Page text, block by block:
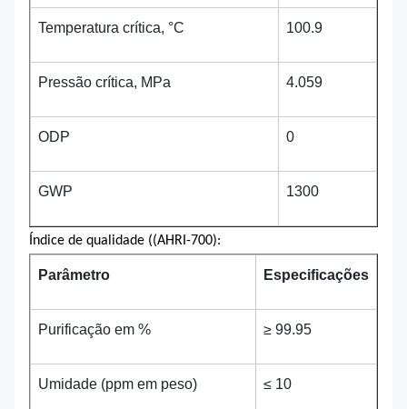
Temperatura crítica, °C 100.9
Pressão crítica, MPa 4.059
ODP 0
GWP 1300
Índice de qualidade ((AHRI-700):
Parâmetro Especificações
Purificação em % ≥ 99.95
Umidade (ppm em peso) ≤ 10